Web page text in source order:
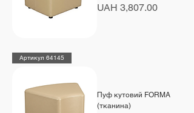
Price
UAH 3,807.00
Артикул 64145
Пуф кутовий FORMA
(тканина)